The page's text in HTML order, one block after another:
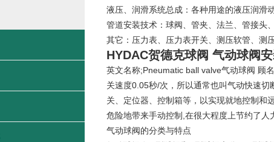
液压、润滑系统总成：各种用途的液压润滑
管道安装技术：球阀、管夹、法兰、管接头
其它：压力表、压力表开关、测压软管、测
HYDAC贺德克球阀 气动球阀
英文名称;Pneumatic ball valve气动球阀 顾
关速度0.05秒/次，所以通常也叫气动快速
关、定位器、控制箱等，以实现就地控制和
危险地带来手动控制,在很大程度上节约了人
气动球阀的分类与特点